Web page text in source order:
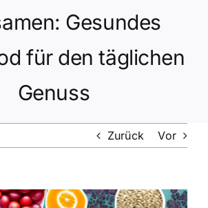
Gesundes
für den täglichen
Genuss
Zurück Vor